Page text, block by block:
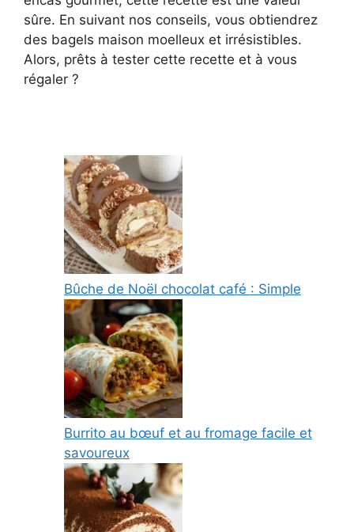
sûre. En suivant nos conseils, vous obtiendrez
des bagels maison moelleux et irrésistibles.
Alors, prêts à tester cette recette et à vous
régaler ?
Bûche de Noël chocolat café : Simple
Burrito au bœuf et au fromage facile et
savoureux